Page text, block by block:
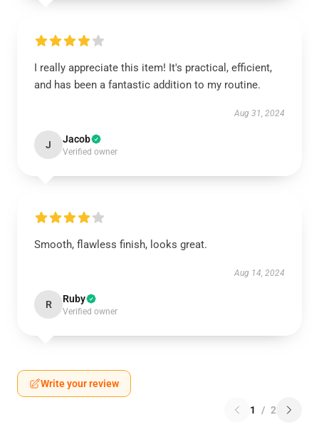
I really appreciate this item! It's practical, efficient,
and has been a fantastic addition to my routine.
Aug 31, 2024
J Jacob
Verified owner
Smooth, flawless finish, looks great.
Aug 14, 2024
R Ruby
Verified owner
Write your review
1 / 2